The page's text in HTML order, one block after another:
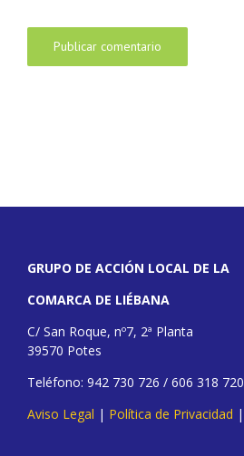
GRUPO DE ACCIÓN LOCAL DE LA
COMARCA DE LIÉBANA
C/ San Roque, nº7, 2ª Planta
39570 Potes
Teléfono: 942 730 726 / 606 318 720
Aviso Legal | Política de Privacidad |